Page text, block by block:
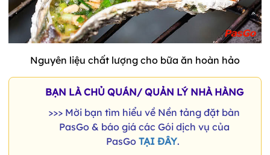
Nguyên liệu chất lượng cho bữa ăn hoàn hảo
BẠN LÀ CHỦ QUÁN/ QUẢN LÝ NHÀ HÀNG
>>> Mời bạn tìm hiểu về Nền tảng đặt bàn
PasGo & báo giá các Gói dịch vụ của
PasGo TẠI ĐÂY.